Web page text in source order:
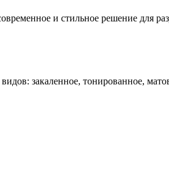
и стильное решение
закаленное, тонированное,